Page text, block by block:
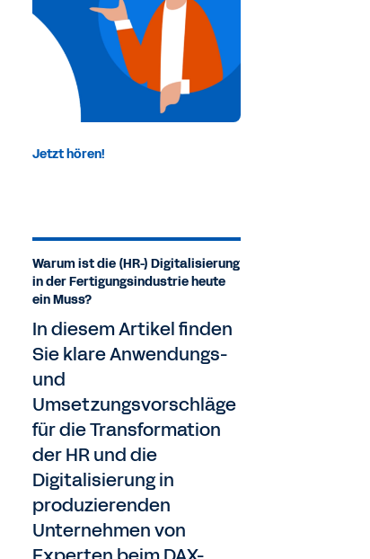
Jetzt hören!
Warum ist die (HR-) Digitalisierung
in der Fertigungsindustrie heute
ein Muss?
In diesem Artikel finden
Sie klare Anwendungs-
und
Umsetzungsvorschläge
für die Transformation
der HR und die
Digitalisierung in
produzierenden
Unternehmen von